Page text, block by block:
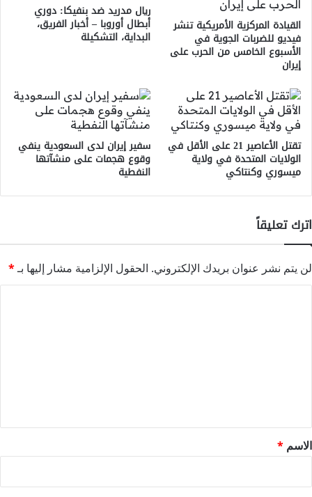
القيادة المركزية الأمريكية تنشر
فيديو للضربات الجوية في
الأسبوع الخامس من الحرب على
إيران
ريال مدريد ضد بنفيكا: دوري
أبطال أوروبا – أخبار الفريق،
البداية، التشكيلة
تقتل الأعاصير 21 على الأقل في
الولايات المتحدة في ولاية
ميسوري وكنتاكي
سفير إيران لدى السعودية ينفي
وقوع هجمات على منشآتها
النفطية
اترك تعليقاً
لن يتم نشر عنوان بريدك الإلكتروني. الحقول الإلزامية مشار إليها بـ*
*
الاسم *